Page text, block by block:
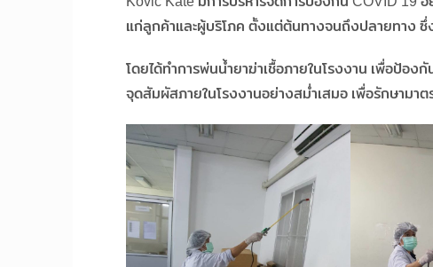
แก่ลูกค้าและผู้บริโภค ตั้งแต่ต้นทางจนถึงปลายทาง
โดยได้ทำการพ่นน้ำยาฆ่าเชื้อภายในโรงงาน เพื่อป้อง
จุดสัมผัสภายในโรงงานอย่างสม่ำเสมอ เพื่อรักษามา